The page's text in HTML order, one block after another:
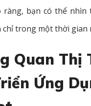
ràng, bạn có thể nhìn
chỉ trong một thời gian
Quan Thị
Ứng